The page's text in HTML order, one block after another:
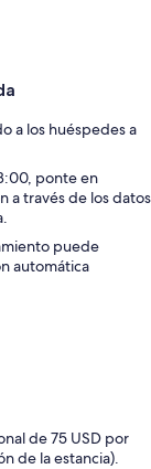
a los huéspedes a
ponte en
a través de los datos
puede
automática
de 75 USD por
de la estancia).